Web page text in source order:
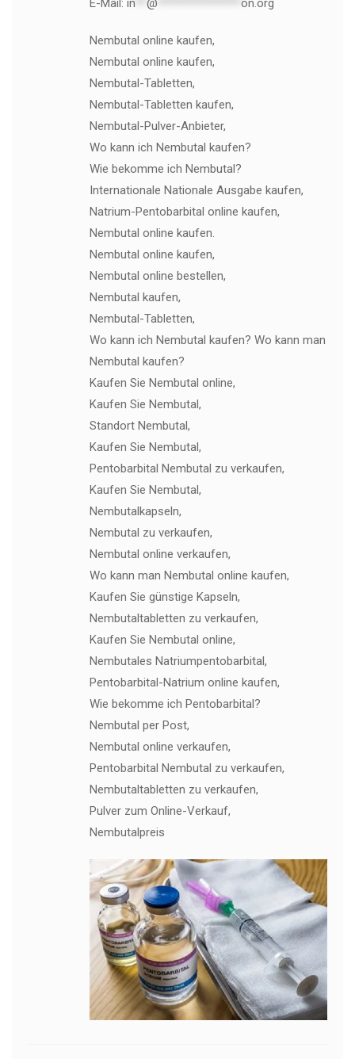
E-Mail: in @ on.org
Nembutal online kaufen,
Nembutal online kaufen,
Nembutal-Tabletten,
Nembutal-Tabletten kaufen,
Nembutal-Pulver-Anbieter,
Wo kann ich Nembutal kaufen?
Wie bekomme ich Nembutal?
Internationale Nationale Ausgabe kaufen,
Natrium-Pentobarbital online kaufen,
Nembutal online kaufen.
Nembutal online kaufen,
Nembutal online bestellen,
Nembutal kaufen,
Nembutal-Tabletten,
Wo kann ich Nembutal kaufen? Wo kann man
Nembutal kaufen?
Kaufen Sie Nembutal online,
Kaufen Sie Nembutal,
Standort Nembutal,
Kaufen Sie Nembutal,
Pentobarbital Nembutal zu verkaufen,
Kaufen Sie Nembutal,
Nembutalkapseln,
Nembutal zu verkaufen,
Nembutal online verkaufen,
Wo kann man Nembutal online kaufen,
Kaufen Sie günstige Kapseln,
Nembutaltabletten zu verkaufen,
Kaufen Sie Nembutal online,
Nembutales Natriumpentobarbital,
Pentobarbital-Natrium online kaufen,
Wie bekomme ich Pentobarbital?
Nembutal per Post,
Nembutal online verkaufen,
Pentobarbital Nembutal zu verkaufen,
Nembutaltabletten zu verkaufen,
Pulver zum Online-Verkauf,
Nembutalpreis